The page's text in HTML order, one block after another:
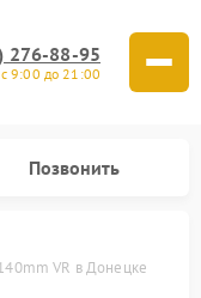
276-88-95
9:00 до 21:00
Позвонить
VR в Донецке